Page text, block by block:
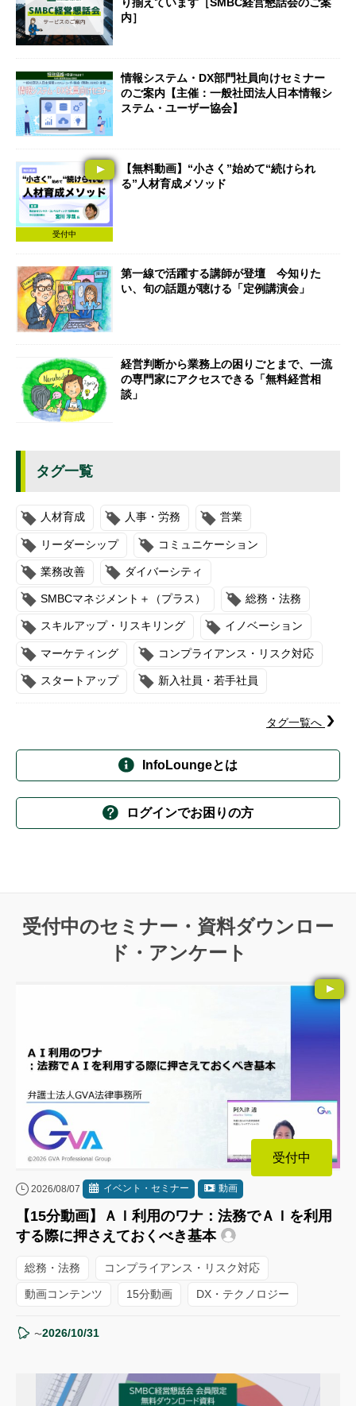
り揃えています［SMBC経営懇話会のご案
内］
情報システム・DX部門社員向けセミナー
のご案内【主催：一般社団法人日本情報シ
ステム・ユーザー協会】
受付中
【無料動画】“小さく”始めて“続けられ
る”人材育成メソッド
第一線で活躍する講師が登壇 今知りた
い、旬の話題が聴ける「定例講演会」
経営判断から業務上の困りごとまで、一流
の専門家にアクセスできる「無料経営相
談」
タグ一覧
人材育成 人事・労務 営業
リーダーシップ コミュニケーション
業務改善 ダイバーシティ
SMBCマネジメント＋（プラス） 総務・法務
スキルアップ・リスキリング イノベーション
マーケティング コンプライアンス・リスク対応
スタートアップ 新入社員・若手社員
タグ一覧へ
InfoLoungeとは
ログインでお困りの方
受付中のセミナー・資料ダウンロー
ド・アンケート
受付中
2026/08/07 イベント・セミナー 動画
【15分動画】ＡＩ利用のワナ：法務でＡＩを利用
する際に押さえておくべき基本
総務・法務 コンプライアンス・リスク対応
動画コンテンツ 15分動画 DX・テクノロジー
〜2026/10/31